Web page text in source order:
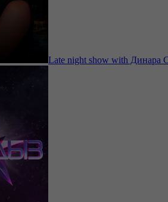
Late night show with Динара